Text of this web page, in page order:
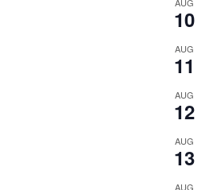
10
AUG
11
AUG
12
AUG
13
AUG